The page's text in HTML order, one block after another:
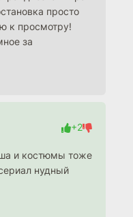
просто
к просмотру!
за
+2
и костюмы тоже
нудный